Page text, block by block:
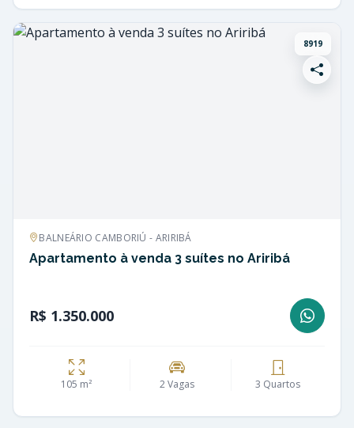
8919
BALNEÁRIO CAMBORIÚ - ARIRIBÁ
Apartamento à venda 3 suítes no Ariribá
R$ 1.350.000
105 m² 2 Vagas 3 Quartos